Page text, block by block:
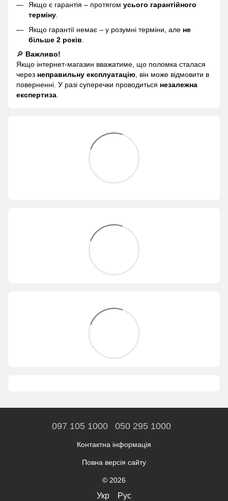
Якщо є гарантія – протягом усього гарантійного
терміну.
Якщо гарантії немає – у розумні терміни, але не
більше 2 років
🔎 Важливо!
Якщо інтернет-магазин вважатиме, що поломка сталася
через неправильну експлуатацію, він може відмовити в
поверненні. У разі суперечки проводиться незалежна
експертиза.
097 105 1000 050 295 1000
Контактна інформація
Повна версія сайту
© 2026
Укр Рус